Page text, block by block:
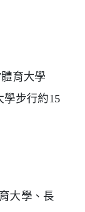
育大學
學步行約15
大學、長